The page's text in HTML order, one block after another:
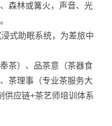
森林或篝火，声音、光
式助眠系统，为差旅中
茶）、品茶意（茶器食
茶理事（专业茶服务大
供应链+茶艺师培训体系